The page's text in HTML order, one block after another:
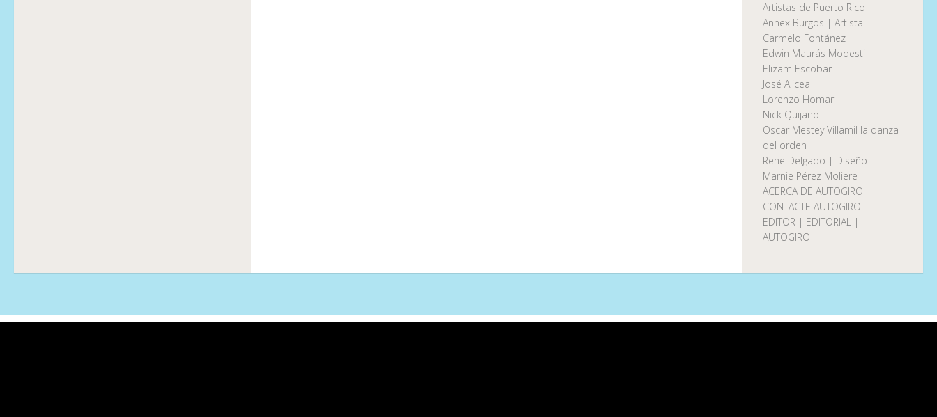
Artistas de Puerto Rico
Annex Burgos | Artista
Carmelo Fontánez
Edwin Maurás Modesti
Elizam Escobar
José Alicea
Lorenzo Homar
Nick Quijano
Oscar Mestey Villamil la danza
del orden
Rene Delgado | Diseño
Marnie Pérez Moliere
ACERCA DE AUTOGIRO
CONTACTE AUTOGIRO
EDITOR | EDITORIAL |
AUTOGIRO